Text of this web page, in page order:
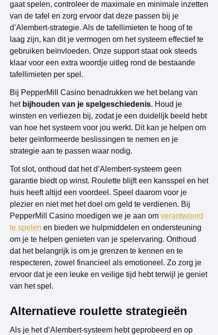
gaat spelen, controleer de maximale en minimale inzetten
van de tafel en zorg ervoor dat deze passen bij je
d’Alembert-strategie. Als de tafellimieten te hoog of te
laag zijn, kan dit je vermogen om het systeem effectief te
gebruiken beïnvloeden. Onze support staat ook steeds
klaar voor een extra woordje uitleg rond de bestaande
tafellimieten per spel.
Bij PepperMill Casino benadrukken we het belang van
het bijhouden van je spelgeschiedenis. Houd je
winsten en verliezen bij, zodat je een duidelijk beeld hebt
van hoe het systeem voor jou werkt. Dit kan je helpen om
beter geïnformeerde beslissingen te nemen en je
strategie aan te passen waar nodig.
Tot slot, onthoud dat het d’Alembert-systeem geen
garantie biedt op winst. Roulette blijft een kansspel en het
huis heeft altijd een voordeel. Speel daarom voor je
plezier en niet met het doel om geld te verdienen. Bij
PepperMill Casino moedigen we je aan om verantwoord
te spelen en bieden we hulpmiddelen en ondersteuning
om je te helpen genieten van je spelervaring. Onthoud
dat het belangrijk is om je grenzen te kennen en te
respecteren, zowel financieel als emotioneel. Zo zorg je
ervoor dat je een leuke en veilige tijd hebt terwijl je geniet
van het spel.
Alternatieve roulette strategieën
Als je het d’Alembert-systeem hebt geprobeerd en op